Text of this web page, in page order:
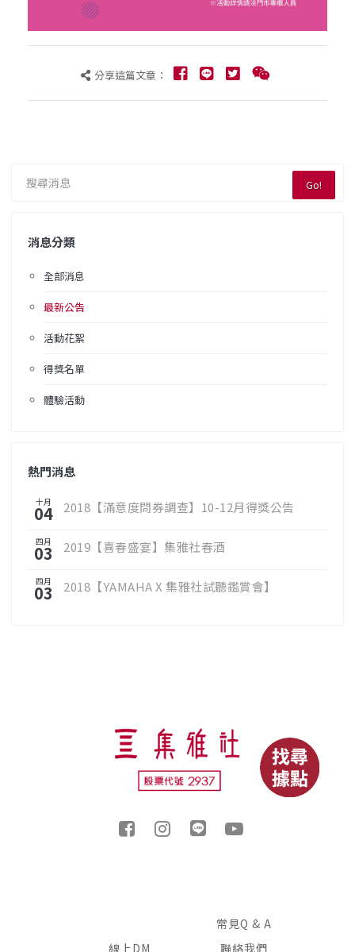
分享這篇文章：
Go!
消息分類
全部消息
最新公告
活動花絮
得獎名單
體驗活動
熱門消息
十月
04 2018【滿意度問券調查】10-12月得獎公告
四月
03 2019【喜春盛宴】集雅社春酒
四月
03 2018【YAMAHA X 集雅社試聽鑑賞會】
線上DM
常見Q & A
聯絡我們